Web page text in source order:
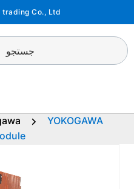
trading Co., Ltd
جستجو
YOKOGAWA